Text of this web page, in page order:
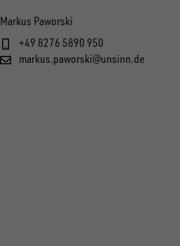
Markus Paworski
+49 8276 5890 950
markus.paworski@unsinn.de